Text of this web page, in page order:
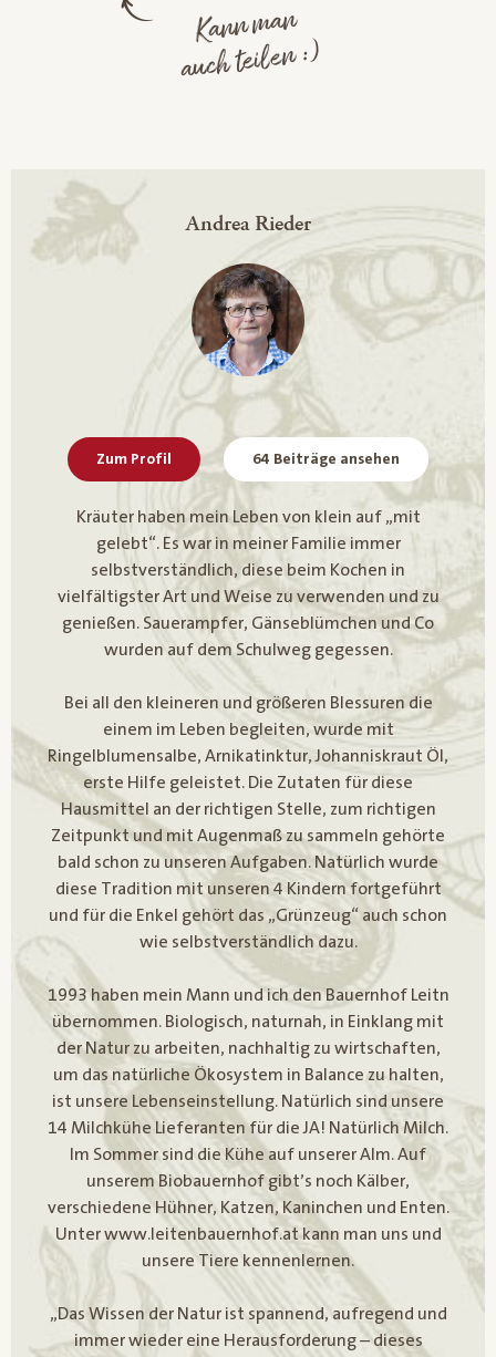
Kann man
auch teilen :)
Andrea Rieder
Zum Profil 64 Beiträge ansehen
Kräuter haben mein Leben von klein auf „mit
gelebt“. Es war in meiner Familie immer
selbstverständlich, diese beim Kochen in
vielfältigster Art und Weise zu verwenden und zu
genießen. Sauerampfer, Gänseblümchen und Co
wurden auf dem Schulweg gegessen.
Bei all den kleineren und größeren Blessuren die
einem im Leben begleiten, wurde mit
Ringelblumensalbe, Arnikatinktur, Johanniskraut Öl,
erste Hilfe geleistet. Die Zutaten für diese
Hausmittel an der richtigen Stelle, zum richtigen
Zeitpunkt und mit Augenmaß zu sammeln gehörte
bald schon zu unseren Aufgaben. Natürlich wurde
diese Tradition mit unseren 4 Kindern fortgeführt
und für die Enkel gehört das „Grünzeug“ auch schon
wie selbstverständlich dazu.
1993 haben mein Mann und ich den Bauernhof Leitn
übernommen. Biologisch, naturnah, in Einklang mit
der Natur zu arbeiten, nachhaltig zu wirtschaften,
um das natürliche Ökosystem in Balance zu halten,
ist unsere Lebenseinstellung. Natürlich sind unsere
14 Milchkühe Lieferanten für die JA! Natürlich Milch.
Im Sommer sind die Kühe auf unserer Alm. Auf
unserem Biobauernhof gibt’s noch Kälber,
verschiedene Hühner, Katzen, Kaninchen und Enten.
Unter www.leitenbauernhof.at kann man uns und
unsere Tiere kennenlernen.
„Das Wissen der Natur ist spannend, aufregend und
immer wieder eine Herausforderung – dieses